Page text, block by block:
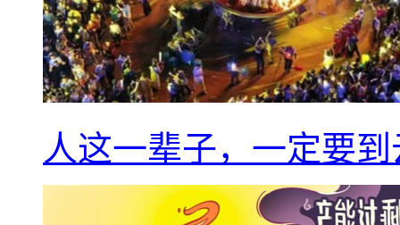
人这一辈子，一定要